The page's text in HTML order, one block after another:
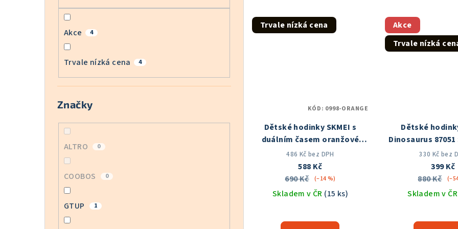
Akce 4
Trvale nízká cena 4
Značky
ALTRO 0
COOBOS 0
GTUP 1
5
Trvale nízká cena
Dětské hodinky SKMEI s
duálním časem oranžové
SK0998ORSkladem v ČR
486 Kč bez DPH
588 Kč
690 Kč
(–14 %)
Skladem v ČR (15 ks)
hodnocení
KÓD: 0998-ORANGE
Akce
Trvale nízká
Dětské
Dinosaurus 87051
ČR
330 Kč bez
399 Kč
880 Kč
Skladem v ČR